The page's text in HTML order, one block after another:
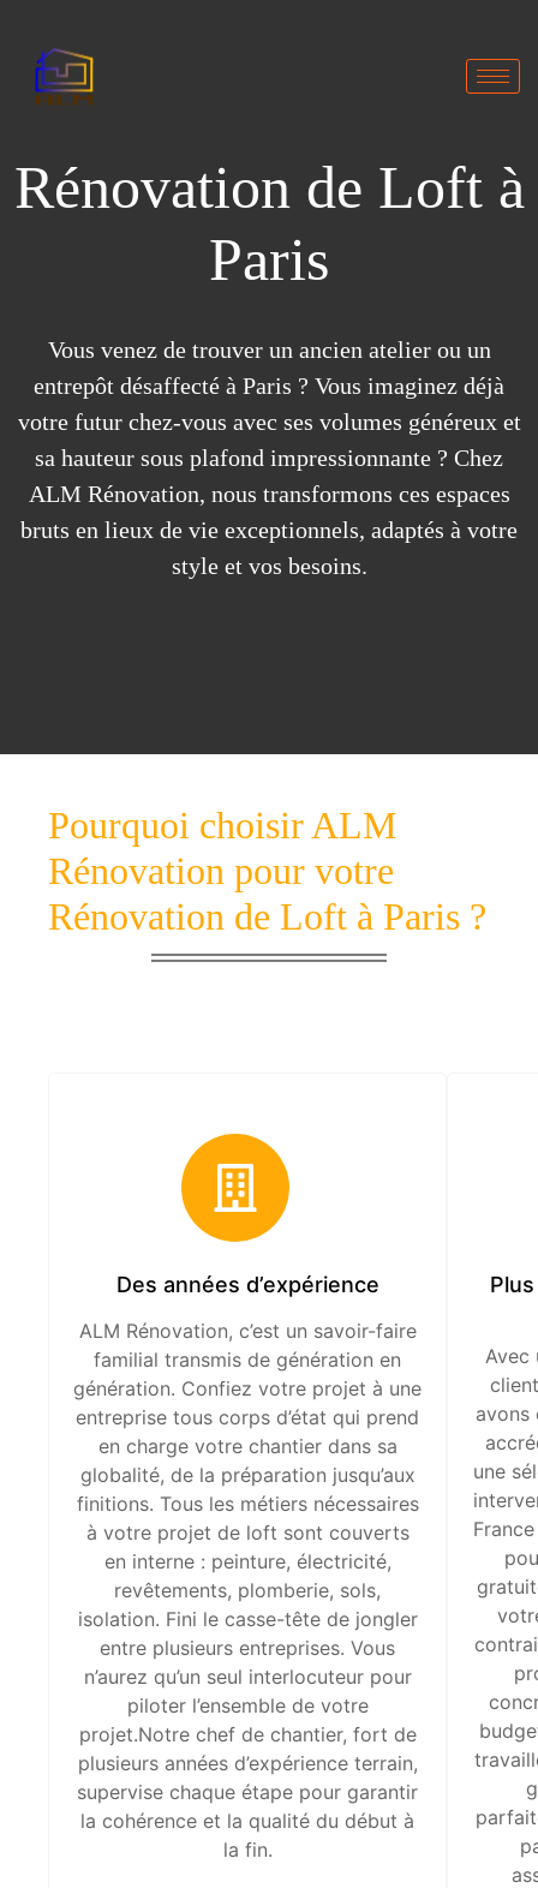
Rénovation de Loft à
Paris
Vous venez de trouver un ancien atelier ou un
entrepôt désaffecté à Paris ? Vous imaginez déjà
votre futur chez-vous avec ses volumes généreux et
sa hauteur sous plafond impressionnante ? Chez
ALM Rénovation, nous transformons ces espaces
bruts en lieux de vie exceptionnels, adaptés à votre
style et vos besoins.
Pourquoi choisir ALM
Rénovation pour votre
Rénovation de Loft à Paris ?
Des années d’expérience
ALM Rénovation, c’est un savoir-faire
familial transmis de génération en
génération. Confiez votre projet à une
entreprise tous corps d’état qui prend
en charge votre chantier dans sa
globalité, de la préparation jusqu’aux
finitions. Tous les métiers nécessaires
à votre projet de loft sont couverts
en interne : peinture, électricité,
revêtements, plomberie, sols,
isolation. Fini le casse-tête de jongler
entre plusieurs entreprises. Vous
n’aurez qu’un seul interlocuteur pour
piloter l’ensemble de votre
projet.Notre chef de chantier, fort de
plusieurs années d’expérience terrain,
supervise chaque étape pour garantir
la cohérence et la qualité du début à
la fin.
Avec
avons
une